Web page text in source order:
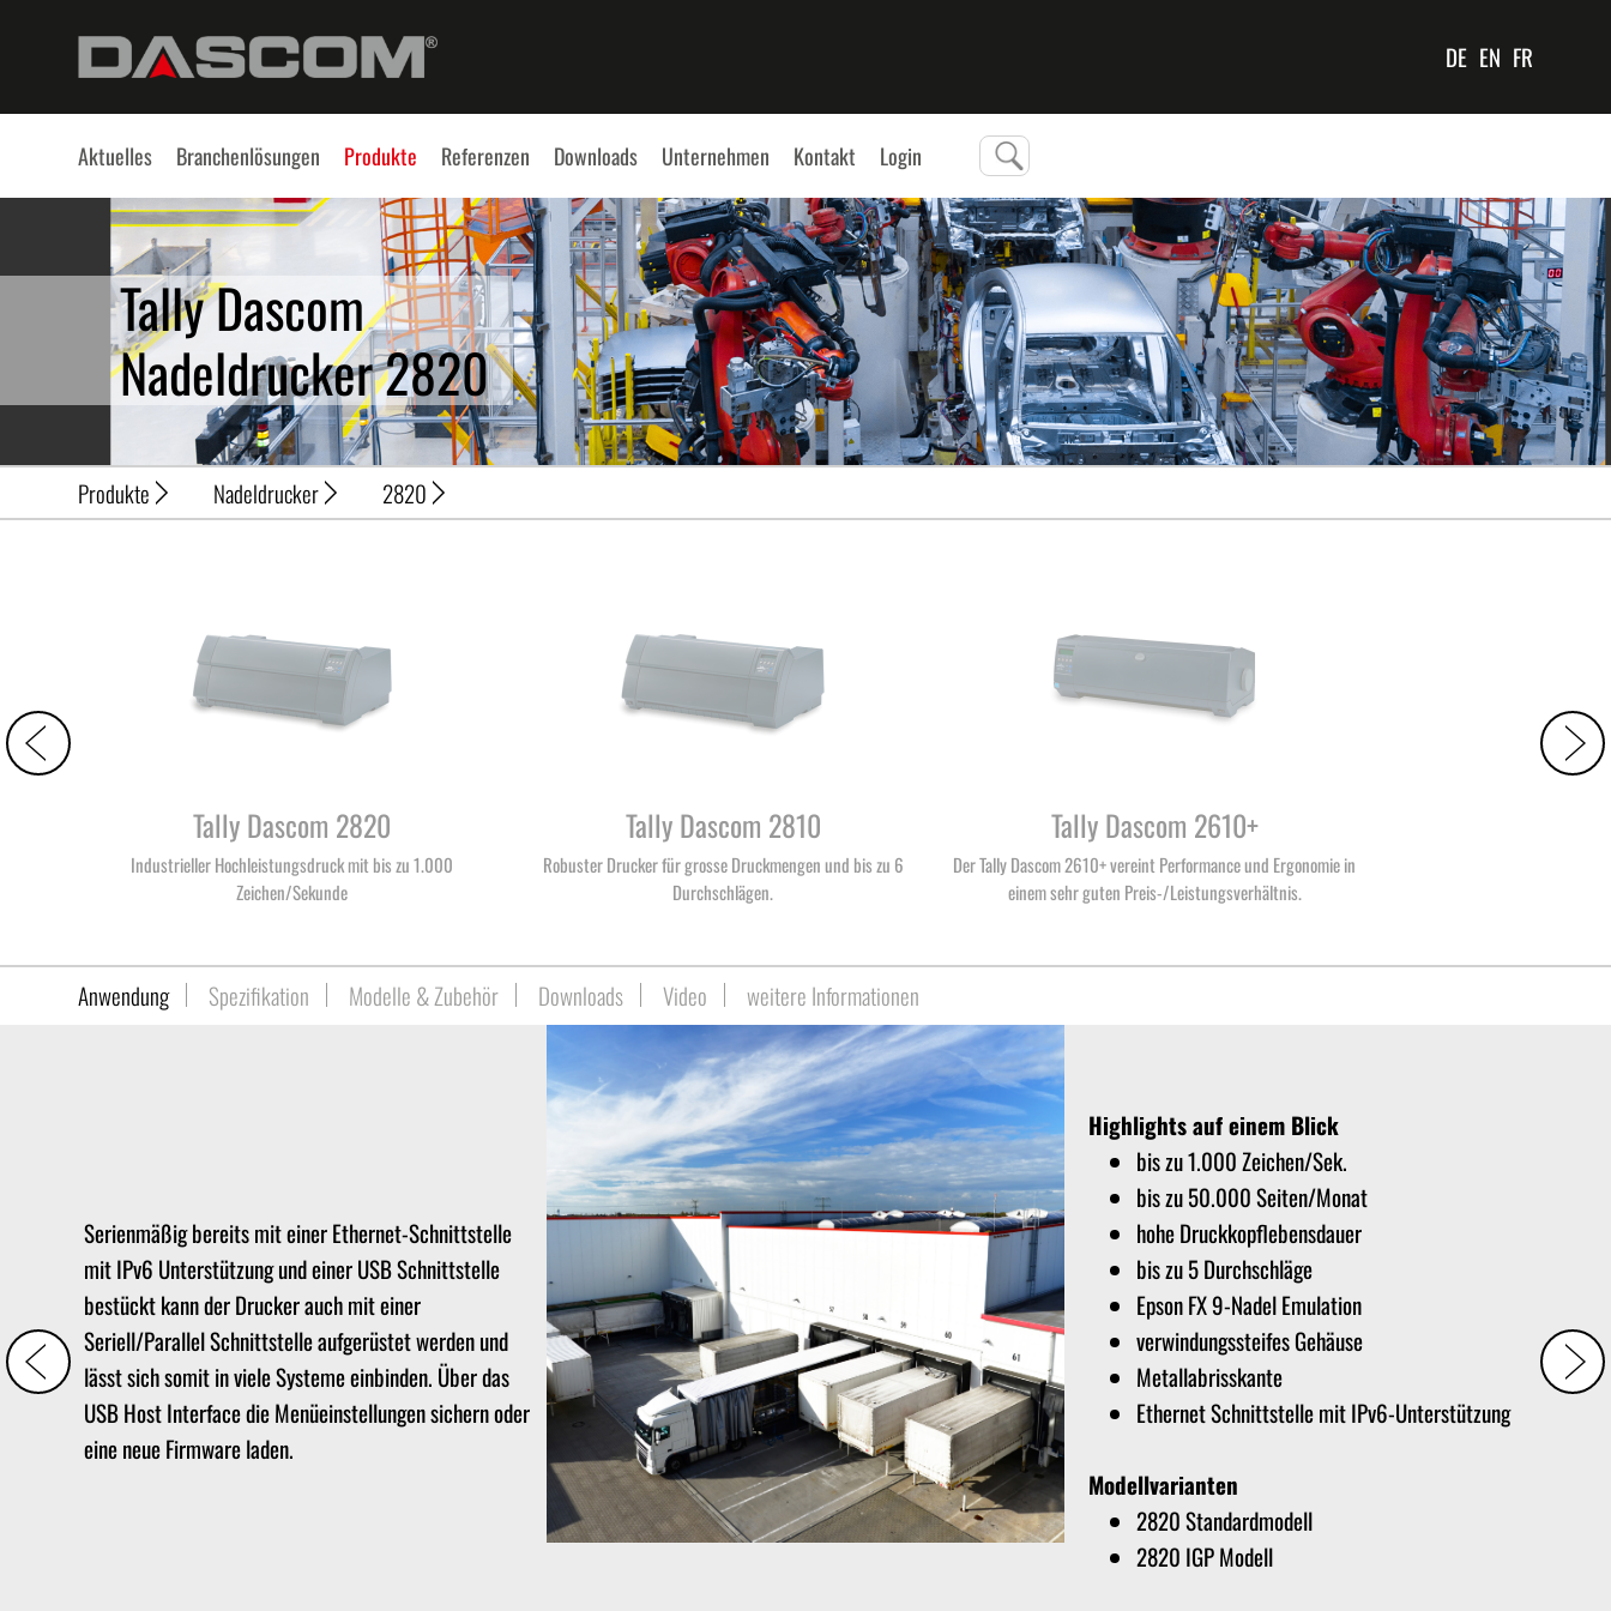
DE EN FR
Aktuelles Branchenlösungen Produkte Referenzen Downloads Unternehmen Kontakt Login
Tally Dascom
Nadeldrucker 2820
Produkte Nadeldrucker 2820
Tally Dascom 2820
Industrieller Hochleistungsdruck mit bis zu 1.000
Zeichen/Sekunde
Tally Dascom 2810
Robuster Drucker für grosse Druckmengen und bis zu 6
Durchschlägen.
Tally Dascom 2610+
Der Tally Dascom 2610+ vereint Performance und Ergonomie in
einem sehr guten Preis-/Leistungsverhältnis.
Anwendung Spezifikation Modelle & Zubehör Downloads Video weitere Informationen
Serienmäßig bereits mit einer Ethernet-Schnittstelle
mit IPv6 Unterstützung und einer USB Schnittstelle
bestückt kann der Drucker auch mit einer
Seriell/Parallel Schnittstelle aufgerüstet werden und
lässt sich somit in viele Systeme einbinden. Über das
USB Host Interface die Menüeinstellungen sichern oder
eine neue Firmware laden.
Highlights auf einem Blick
bis zu 1.000 Zeichen/Sek.
bis zu 50.000 Seiten/Monat
hohe Druckkopflebensdauer
bis zu 5 Durchschläge
Epson FX 9-Nadel Emulation
verwindungssteifes Gehäuse
Metallabrisskante
Ethernet Schnittstelle mit IPv6-Unterstützung
Modellvarianten
2820 Standardmodell
2820 IGP Modell